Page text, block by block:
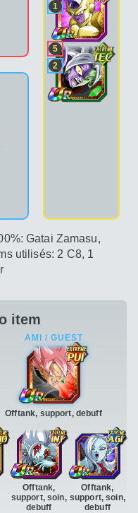
1
5
2
Gatai Zamasu,
utilisés: 2 C8, 1
item
Offtank,
support, soin,
debuff
Offtank,
support, soin,
debuff
Offtank, support, debuff